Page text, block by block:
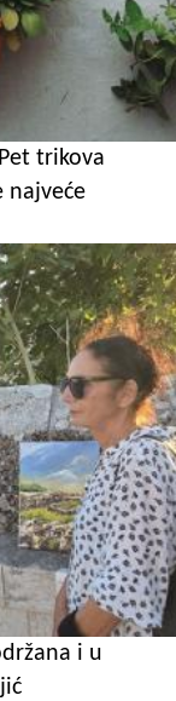
trikova
najveće
i u